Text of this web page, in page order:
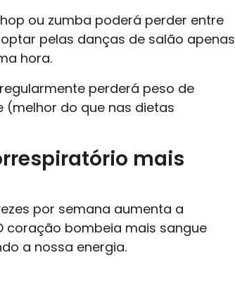
ou zumba poderá perder entre
pelas danças de salão apenas
hora.
perderá peso de
do que nas dietas
mais
por semana aumenta a
coração bombeia mais sangue
a nossa energia.